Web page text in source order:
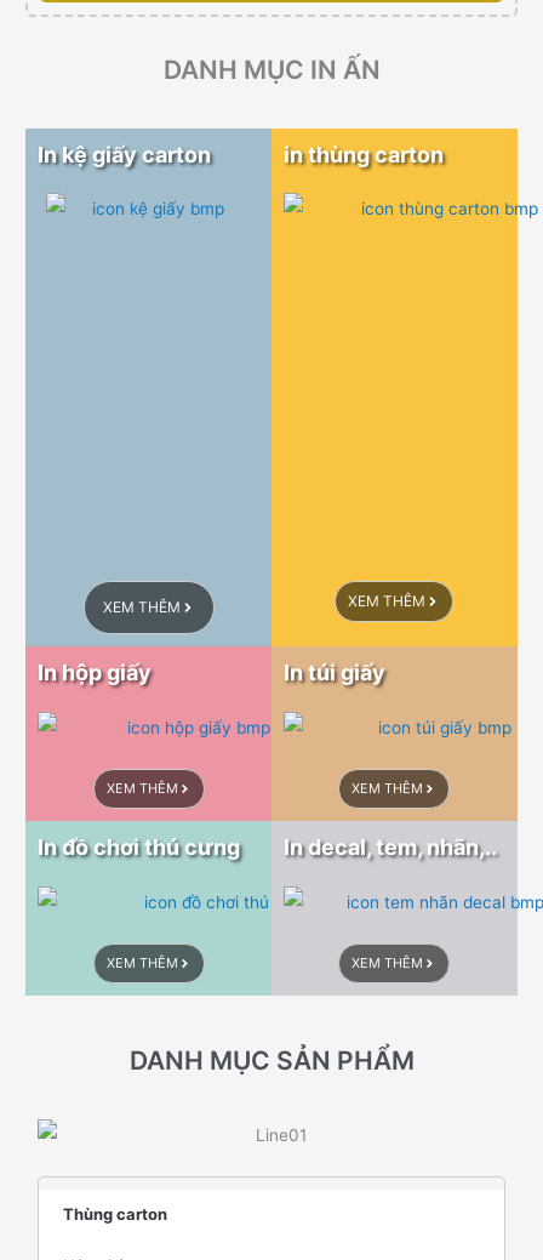
DANH MỤC IN ẤN
In kệ giấy carton
XEM THÊM
in thùng carton
XEM THÊM
In hộp giấy
XEM THÊM
In túi giấy
XEM THÊM
In đồ chơi thú cưng
XEM THÊM
In decal, tem, nhãn,..
XEM THÊM
DANH MỤC SẢN PHẨM
Thùng carton